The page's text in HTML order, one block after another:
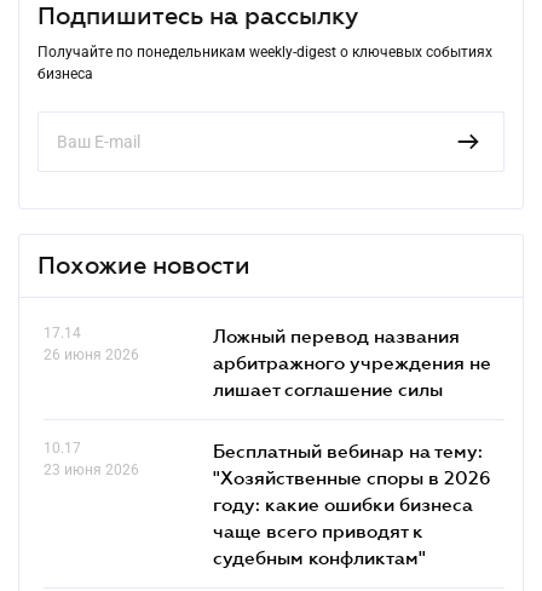
Подпишитесь на рассылку
Получайте по понедельникам weekly-digest о ключевых событиях
бизнеса
Похожие новости
17.14
26 июня 2026
Ложный перевод названия
арбитражного учреждения не
лишает соглашение силы
10.17
23 июня 2026
Бесплатный вебинар на тему:
"Хозяйственные споры в 2026
году: какие ошибки бизнеса
чаще всего приводят к
судебным конфликтам"